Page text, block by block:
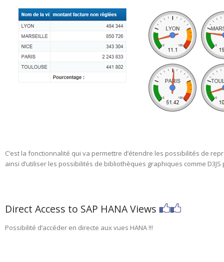
C’est la fonctionnalité qui va permettre d’étendre les possibilités de
ainsi d’utiliser les possibilités de bibliothèques graphiques comme
Direct Access to SAP HANA Views
Possibilité d’accéder en directe aux vues HANA !!!